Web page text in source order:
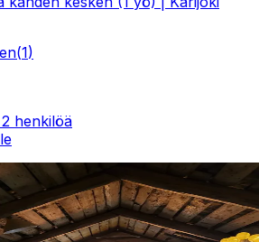
(1)
henkilöä